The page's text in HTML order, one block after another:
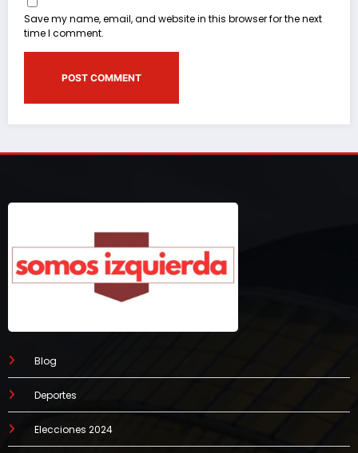
Save my name, email, and website in this browser for the next
time I comment.
Blog
Deportes
Elecciones 2024